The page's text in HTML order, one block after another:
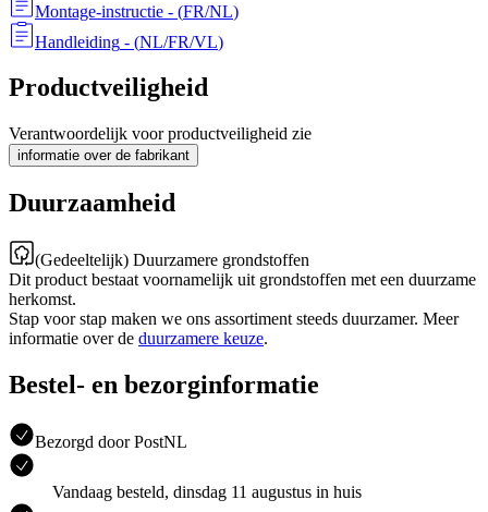
Montage-instructie - (FR/NL)
Handleiding - (NL/FR/VL)
Productveiligheid
Verantwoordelijk voor productveiligheid zie
informatie over de fabrikant
Duurzaamheid
(Gedeeltelijk) Duurzamere grondstoffen
Dit product bestaat voornamelijk uit grondstoffen met een duurzame
herkomst.
Stap voor stap maken we ons assortiment steeds duurzamer. Meer
informatie over de duurzamere keuze.
Bestel- en bezorginformatie
Bezorgd door PostNL
Vandaag besteld, dinsdag 11 augustus in huis